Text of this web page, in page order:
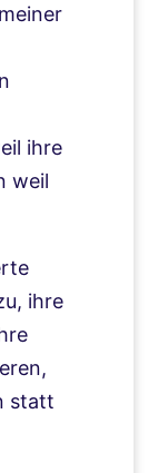
ihre
weil
ihre
statt